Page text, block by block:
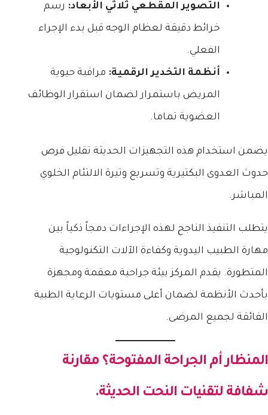
التصوير المقطعي ثلاثي الأبعاد: رسم
خرائط دقيقة لعظام الوجه قبل بدء الإجراء
الفعلي.
أنظمة التخدير الرقمية: مراقبة حيوية
المريض باستمرار لضمان استقرار الوظائف
العضوية تماما.
يضمن استخدام هذه التجهيزات الحديثة تقليل فرص
حدوث العدوى البكتيرية وتسريع وتيرة الالتئام الخلوي
المباشر.
يتطلب التنفيذ الناجح لهذه الإجراءات دمجاً ذكياً بين
مهارة الطبيب اليدوية وكفاءة الآلات التكنولوجية
المتطورة. يقدم المركز بيئة جراحية معقمة ومجهزة
بأحدث الأنظمة لضمان أعلى مستويات الرعاية الطبية
الفائقة لجميع المرضى.
المنظار أم الجراحة المفتوحة؟ مقارنة
شفافة لتقنيات النحت الحديثة.